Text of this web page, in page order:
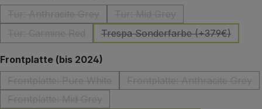
(Diese Option ist zurzeit nicht verfügbar.)
(Diese Option ist zurzeit nicht
(Diese Option ist zurzeit nicht verfügbar.)
Trespa Sonderfarbe (+379€)
(Diese Option ist zurzeit
Frontplatte (bis 2024)
(Diese Option ist zurzeit nicht verfügbar.)(Diese Option ist
(Diese Option ist zurzeit nicht verfügbar.)